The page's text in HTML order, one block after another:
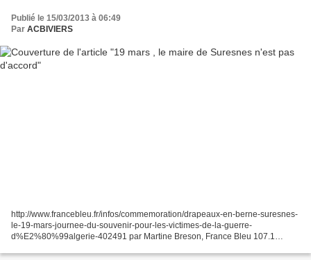
Publié le 15/03/2013 à 06:49
Par ACBIVIERS
http://www.francebleu.fr/infos/commemoration/drapeaux-en-berne-suresnes-
le-19-mars-journee-du-souvenir-pour-les-victimes-de-la-guerre-
d%E2%80%99algerie-402491 par Martine Breson, France Bleu 107.1